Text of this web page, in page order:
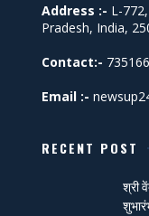
Address :- L-
Pradesh, India,
Contact:-
Email :-
RECENT POST
श्री